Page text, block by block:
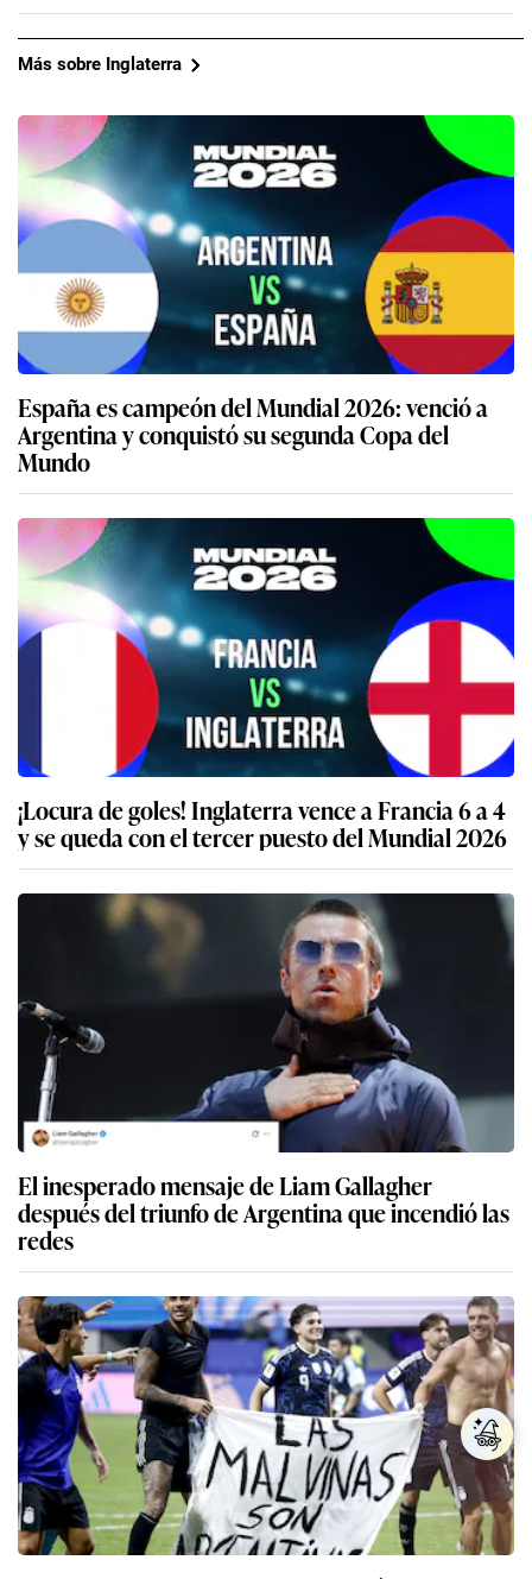
Más sobre Inglaterra
España es campeón del Mundial 2026: venció a
Argentina y conquistó su segunda Copa del
Mundo
¡Locura de goles! Inglaterra vence a Francia 6 a 4
y se queda con el tercer puesto del Mundial 2026
El inesperado mensaje de Liam Gallagher
después del triunfo de Argentina que incendió las
redes